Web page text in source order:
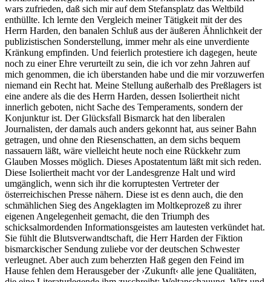
wars zufrieden, daß sich mir auf dem Stefansplatz das Weltbild
enthüllte. Ich lernte den Vergleich meiner Tätigkeit mit der des
Herrn Harden, den banalen Schluß aus der äußeren Ähnlichkeit der
publizistischen Sonderstellung, immer mehr als eine unverdiente
Kränkung empfinden. Und feierlich protestiere ich dagegen, heute
noch zu einer Ehre verurteilt zu sein, die ich vor zehn Jahren auf
mich genommen, die ich überstanden habe und die mir vorzuwerfen
niemand ein Recht hat. Meine Stellung außerhalb des Preßlagers ist
eine andere als die des Herrn Harden, dessen Isoliertheit nicht
innerlich geboten, nicht Sache des Temperaments, sondern der
Konjunktur ist. Der Glücksfall Bismarck hat den liberalen
Journalisten, der damals auch anders gekonnt hat, aus seiner Bahn
getragen, und ohne den Riesenschatten, an dem sichs bequem
nassauern läßt, wäre vielleicht heute noch eine Rückkehr zum
Glauben Mosses möglich. Dieses Apostatentum läßt mit sich reden.
Diese Isoliertheit macht vor der Landesgrenze Halt und wird
umgänglich, wenn sich ihr die korruptesten Vertreter der
österreichischen Presse nähern. Diese ist es denn auch, die den
schmählichen Sieg des Angeklagten im Moltkeprozeß zu ihrer
eigenen Angelegenheit gemacht, die den Triumph des
schicksalmordenden Informationsgeistes am lautesten verkündet hat.
Sie fühlt die Blutsverwandtschaft, die Herr Harden der Fiktion
bismarckischer Sendung zuliebe vor der deutschen Schwester
verleugnet. Aber auch zum beherzten Haß gegen den Feind im
Hause fehlen dem Herausgeber der ›Zukunft‹ alle jene Qualitäten,